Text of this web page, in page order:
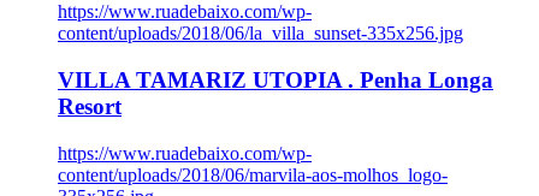
https://www.ruadebaixo.com/wp-
content/uploads/2018/06/la_villa_sunset-335x256.jpg
VILLA TAMARIZ UTOPIA . Penha Longa
Resort
https://www.ruadebaixo.com/wp-
content/uploads/2018/06/marvila-aos-molhos_logo-